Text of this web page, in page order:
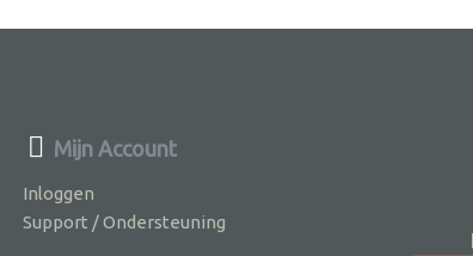
Mijn Account
Inloggen
Support / Ondersteuning